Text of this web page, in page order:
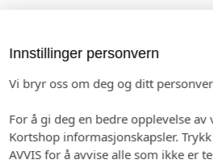
Fra kr 5,00pr. stk.
Innstillinger personvern
Vi bryr oss om deg og ditt
For å gi deg en bedre opplevelse av
Kortshop informasjonskapsler.
AVVIS for å avvise alle som ikke er